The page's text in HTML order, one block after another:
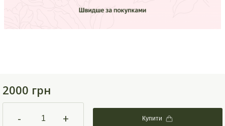
2000 грн
- + Купити